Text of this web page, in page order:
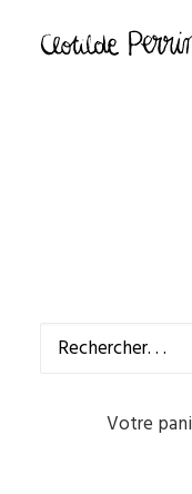
Votre
Vous trouverez
impressions